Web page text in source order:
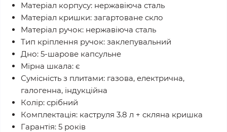
Матеріал корпусу: нержавіюча сталь
Матеріал кришки: загартоване скло
Матеріал ручок: нержавіюча сталь
Тип кріплення ручок: заклепувальний
Дно: 5-шарове капсульне
Мірна шкала: є
Сумісність з плитами: газова, електрична,
галогенна, індукційна
Колір: срібний
Комплектація: каструля 3.8 л + скляна кришка
Гарантія: 5 років